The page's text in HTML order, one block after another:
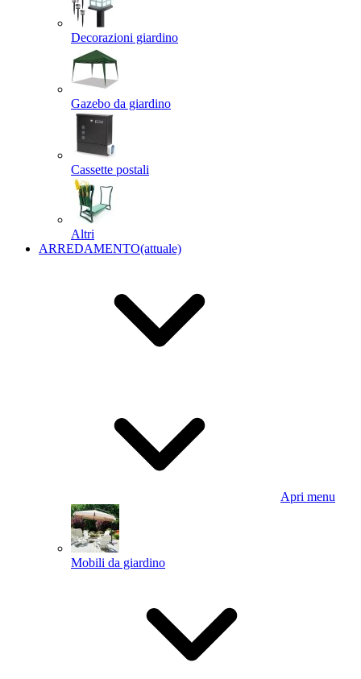
Decorazioni giardino
Gazebo da giardino
Cassette postali
Altri
ARREDAMENTO(attuale)
Apri menu
Mobili da giardino